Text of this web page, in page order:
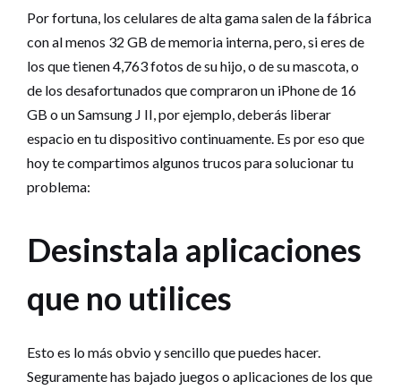
Por fortuna, los celulares de alta gama salen de la fábrica
con al menos 32 GB de memoria interna, pero, si eres de
los que tienen 4,763 fotos de su hijo, o de su mascota, o
de los desafortunados que compraron un iPhone de 16
GB o un Samsung J II, por ejemplo, deberás liberar
espacio en tu dispositivo continuamente. Es por eso que
hoy te compartimos algunos trucos para solucionar tu
problema:
Desinstala aplicaciones
que no utilices
Esto es lo más obvio y sencillo que puedes hacer.
Seguramente has bajado juegos o aplicaciones de los que